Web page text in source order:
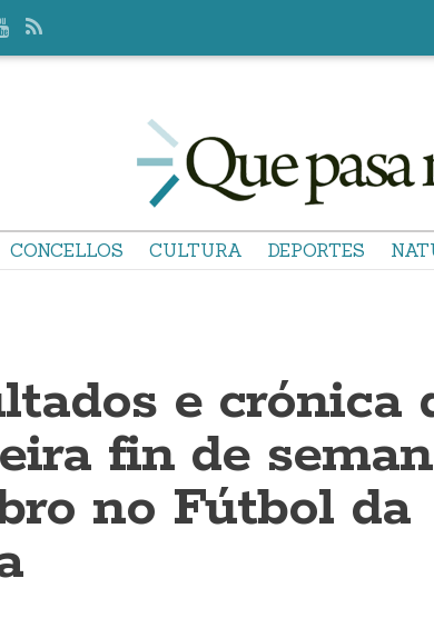
CONCELLOS CULTURA DEPORTES
e crónica
fin de
no Fútbol da